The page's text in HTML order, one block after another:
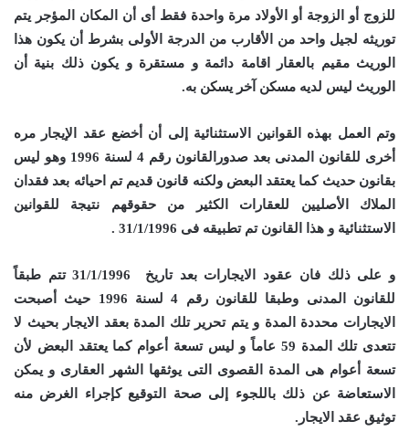
للزوج أو الزوجة أو الأولاد مرة واحدة فقط أى أن المكان المؤجر يتم
توريثه لجيل واحد من الأقارب من الدرجة الأولى بشرط أن يكون هذا
الوريث مقيم بالعقار اقامة دائمة و مستقرة و يكون ذلك بنية أن
الوريث ليس لديه مسكن آخر يسكن به.
وتم العمل بهذه القوانين الاستثنائية إلى أن أخضع عقد الإيجار مره
أخرى للقانون المدنى بعد صدورالقانون رقم 4 لسنة 1996 وهو ليس
بقانون حديث كما يعتقد البعض ولكنه قانون قديم تم احيائه بعد فقدان
الملاك الأصليين للعقارات الكثير من حقوقهم نتيجة للقوانين
الاستثنائية و هذا القانون تم تطبيقه فى 31/1/1996 .
و على ذلك فان عقود الايجارات بعد تاريخ 31/1/1996 تتم طبقاً
للقانون المدنى وطبقا للقانون رقم 4 لسنة 1996 حيث أصبحت
الايجارات محددة المدة و يتم تحرير تلك المدة بعقد الايجار بحيث لا
تتعدى تلك المدة 59 عاماً و ليس تسعة أعوام كما يعتقد البعض لأن
تسعة أعوام هى المدة القصوى التى يوثقها الشهر العقارى و يمكن
الاستعاضة عن ذلك باللجوء إلى صحة التوقيع كإجراء الغرض منه
توثيق عقد الايجار.